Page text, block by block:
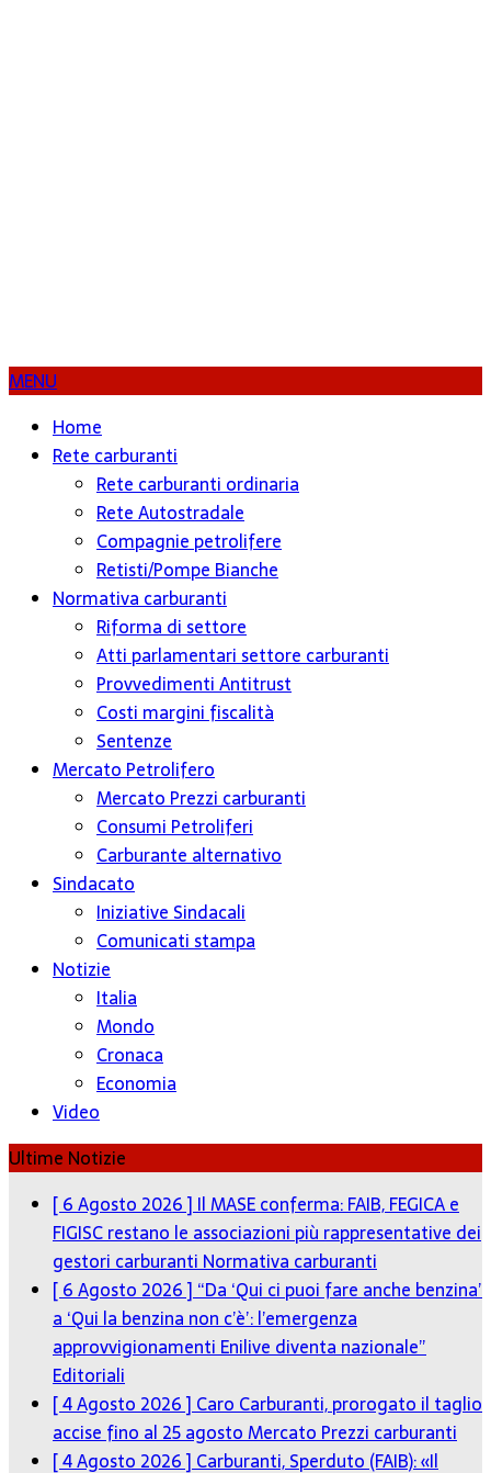
MENU
Home
Rete carburanti
Rete carburanti ordinaria
Rete Autostradale
Compagnie petrolifere
Retisti/Pompe Bianche
Normativa carburanti
Riforma di settore
Atti parlamentari settore carburanti
Provvedimenti Antitrust
Costi margini fiscalità
Sentenze
Mercato Petrolifero
Mercato Prezzi carburanti
Consumi Petroliferi
Carburante alternativo
Sindacato
Iniziative Sindacali
Comunicati stampa
Notizie
Italia
Mondo
Cronaca
Economia
Video
Ultime Notizie
[ 6 Agosto 2026 ]Il MASE conferma: FAIB, FEGICA e
FIGISC restano le associazioni più rappresentative dei
gestori carburantiNormativa carburanti
[ 6 Agosto 2026 ]“Da ‘Qui ci puoi fare anche benzina’
a ‘Qui la benzina non c’è’: l’emergenza
approvvigionamenti Enilive diventa nazionale”
Editoriali
[ 4 Agosto 2026 ]Caro Carburanti, prorogato il taglio
accise fino al 25 agostoMercato Prezzi carburanti
[ 4 Agosto 2026 ]Carburanti, Sperduto (FAIB): «Il